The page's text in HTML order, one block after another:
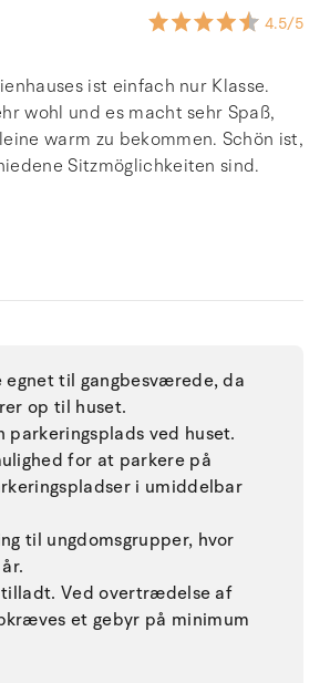
4.5/5
ist einfach nur Klasse.
wohl und es macht sehr Spaß,
warm zu bekommen. Schön ist,
Sitzmöglichkeiten sind.
egnet til gangbesværede, da
op til huset.
parkeringsplads ved huset.
for at parkere på
i umiddelbar
til ungdomsgrupper, hvor
tilladt. Ved overtrædelse af
et gebyr på minimum